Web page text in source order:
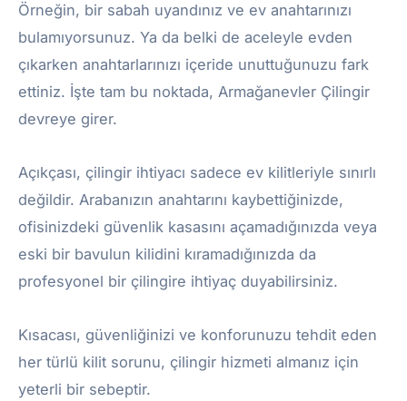
Örneğin, bir sabah uyandınız ve ev anahtarınızı
bulamıyorsunuz. Ya da belki de aceleyle evden
çıkarken anahtarlarınızı içeride unuttuğunuzu fark
ettiniz. İşte tam bu noktada, Armağanevler Çilingir
devreye girer.
Açıkçası, çilingir ihtiyacı sadece ev kilitleriyle sınırlı
değildir. Arabanızın anahtarını kaybettiğinizde,
ofisinizdeki güvenlik kasasını açamadığınızda veya
eski bir bavulun kilidini kıramadığınızda da
profesyonel bir çilingire ihtiyaç duyabilirsiniz.
Kısacası, güvenliğinizi ve konforunuzu tehdit eden
her türlü kilit sorunu, çilingir hizmeti almanız için
yeterli bir sebeptir.